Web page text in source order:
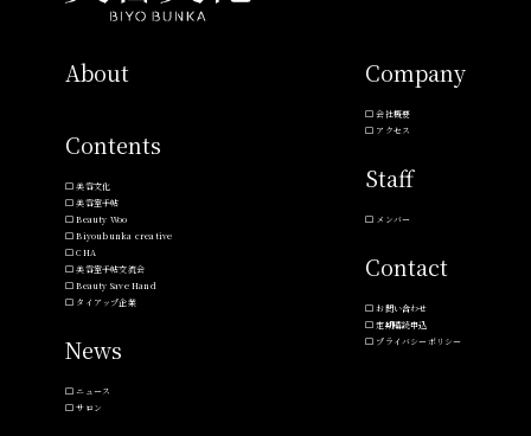
About
Contents
美容文化
美容室手帖
Beauty Woo
Biyoubunka creative
CHA
美容室手帖交流会
Beauty Save Hand
タイアップ企業
News
ニュース
サロン
Company
会社概要
アクセス
Staff
メンバー
Contact
お問い合わせ
定期購読申込
プライバシーポリシー